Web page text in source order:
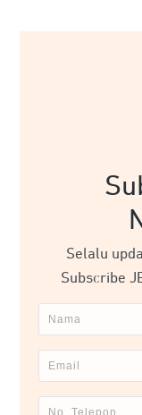
Selalu
Subscribe